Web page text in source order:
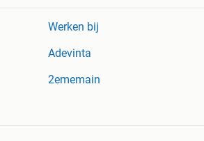
Werken bij
Adevinta
2ememain